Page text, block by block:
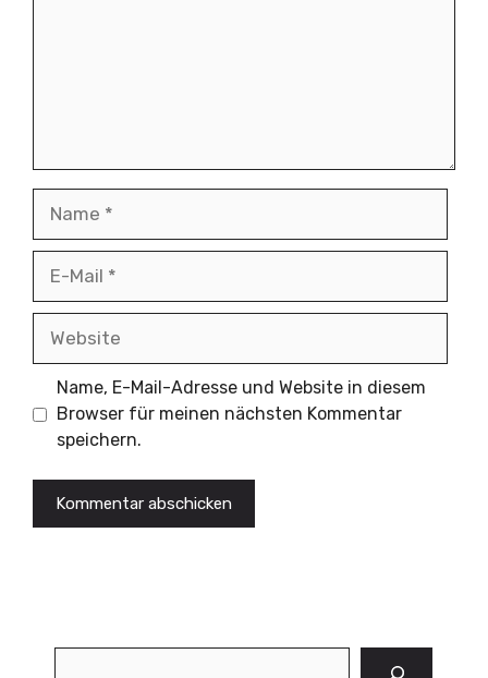
Name, E-Mail-Adresse und Website in diesem
Browser für meinen nächsten Kommentar
speichern.